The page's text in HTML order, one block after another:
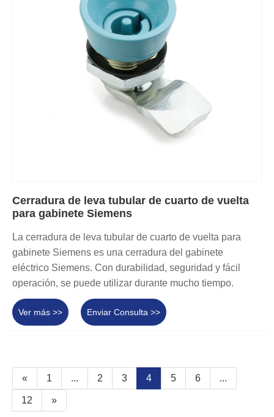
Cerradura de leva tubular de cuarto de vuelta
para gabinete Siemens
La cerradura de leva tubular de cuarto de vuelta para
gabinete Siemens es una cerradura del gabinete
eléctrico Siemens. Con durabilidad, seguridad y fácil
operación, se puede utilizar durante mucho tiempo.
Ver más >> Enviar Consulta >>
« 1 ... 2 3 4 5 6 ...
12 »